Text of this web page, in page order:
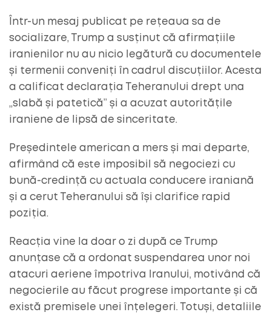
Într-un mesaj publicat pe rețeaua sa de
socializare, Trump a susținut că afirmațiile
iranienilor nu au nicio legătură cu documentele
și termenii conveniți în cadrul discuțiilor. Acesta
a calificat declarația Teheranului drept una
„slabă și patetică” și a acuzat autoritățile
iraniene de lipsă de sinceritate.
Președintele american a mers și mai departe,
afirmând că este imposibil să negociezi cu
bună-credință cu actuala conducere iraniană
și a cerut Teheranului să își clarifice rapid
poziția.
Reacția vine la doar o zi după ce Trump
anunțase că a ordonat suspendarea unor noi
atacuri aeriene împotriva Iranului, motivând că
negocierile au făcut progrese importante și că
există premisele unei înțelegeri. Totuși, detaliile